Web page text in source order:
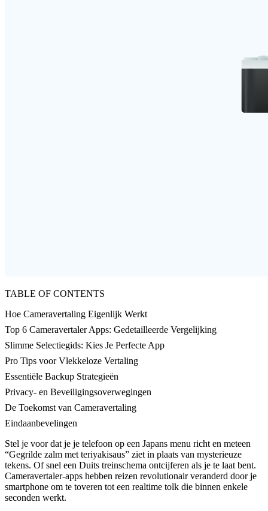
TABLE OF CONTENTS
Hoe Cameravertaling Eigenlijk Werkt
Top 6 Cameravertaler Apps: Gedetailleerde Vergelijking
Slimme Selectiegids: Kies Je Perfecte App
Pro Tips voor Vlekkeloze Vertaling
Essentiële Backup Strategieën
Privacy- en Beveiligingsoverwegingen
De Toekomst van Cameravertaling
Eindaanbevelingen
Stel je voor dat je je telefoon op een Japans menu richt en meteen
“Gegrilde zalm met teriyakisaus” ziet in plaats van mysterieuze
tekens. Of snel een Duits treinschema ontcijferen als je te laat bent.
Cameravertaler-apps hebben reizen revolutionair veranderd door je
smartphone om te toveren tot een realtime tolk die binnen enkele
seconden werkt.